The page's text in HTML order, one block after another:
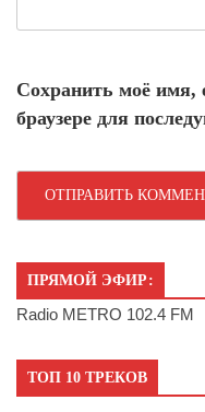
Сохранить моё имя,
браузере для
ПРЯМОЙ ЭФИР:
Radio METRO 102.4 FM
ТОП 10 ТРЕКОВ